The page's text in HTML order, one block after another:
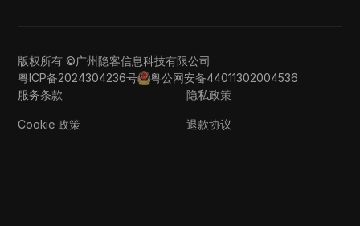
版权所有 ©广州隐客信息科技有限公司
粤ICP备2024304236号
粤公网安备44011302004536
服务条款
隐私政策
Cookie 政策 退款协议